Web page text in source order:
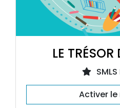
LE
Activer le